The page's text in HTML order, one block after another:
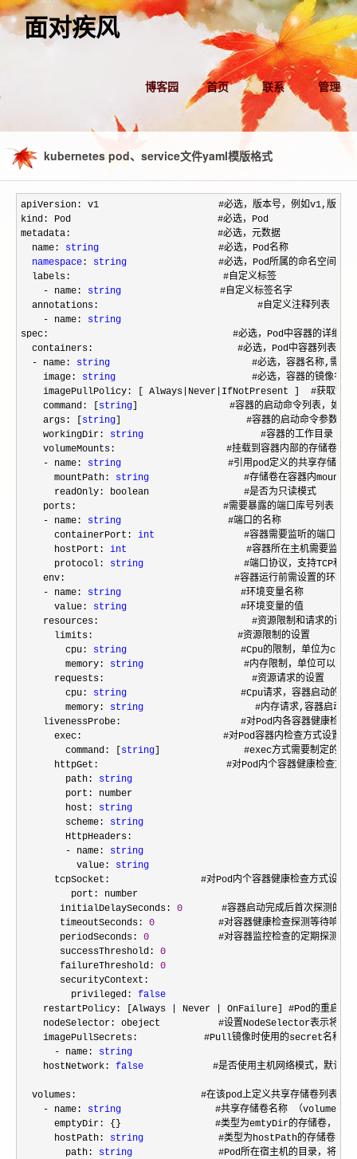
面对疾风
博客园 首页 联系 管理
kubernetes pod、service文件yaml模版格式
apiVersion: v1        　　          #必选，版本号，例如v1,版本号
kind: Pod       　　　　　　         #必选，Pod
metadata:       　　　　　　         #必选，元数据
  name:
string
        　　          #必选，Pod名称
namespace : string
　　        #必选，Pod所属的命名空间,默
  labels:       　　　　　　          #自定义标签
- name: string
      　          #自定义标签名字
  annotations:        　　                 #自定义注释列表
- name: string
spec:         　　　　　　　            #必选，Pod中容器的详细定
  containers:       　　　　            #必选，Pod中容器列表
- name: string
　　                #必选，容器名称,需符
    image:
string
     　　                #必选，容器的镜像名称
    imagePullPolicy: [ Always
|Never| IfNotPresent ]  #获取镜像的
    command: [
string ]     　　        #容器的启动命令列表，如不指
    args: [
string ]      　　             #容器的启动命令参数列表
    workingDir:
string
                     #容器的工作目录
    volumeMounts:     　　　　        #挂载到容器内部的存储卷配置
- name: string
　　　        #引用pod定义的共享存储卷
      mountPath:
string
#存储卷在容器内mount的
      readOnly: boolean                 #是否为只读模式
    ports:        　　　　　　        #需要暴露的端口库号列表
- name: string
      　　　        #端口的名称
      containerPort:
int
                #容器需要监听的端口号
      hostPort:
int
　　             #容器所在主机需要监听
      protocol:
string
#端口协议，支持TCP和
env:        　　　　　　            #容器运行前需设置的环境变
- name: string
      　　            #环境变量名称
      value:
string
     　　            #环境变量的值
    resources:        　　                #资源限制和请求的设置
      limits:       　　　　            #资源限制的设置
        cpu:
string
　　            #Cpu的限制，单位为
        memory:
string
#内存限制，单位可以为
      requests:       　　                #资源请求的设置
        cpu:
string
　　            #Cpu请求，容器启动的初
        memory:
string
#内存请求,容器启动的
livenessProbe:      　　            #对Pod内各容器健康检查的
exec:       　　　　　　        #对Pod容器内检查方式设置为
        command: [
string ]               #exec方式需要制定的命令
httpGet:        　　　　        #对Pod内个容器健康检查方
        path:
string
        port: number
        host:
string
        scheme:
string
        HttpHeaders:
- name: string
          value:
string
tcpSocket:      　　　　　　#对Pod内个容器健康检查方式设置
         port: number
       initialDelaySeconds:
0
#容器启动完成后首次探测的时
       timeoutSeconds:
0
　　    #对容器健康检查探测等待响应
       periodSeconds:
0
　　    #对容器监控检查的定期探测时
       successThreshold:
0
       failureThreshold:
0
       securityContext:
         privileged:
false
    restartPolicy: [Always
| Never |
OnFailure] #Pod的重启策略
nodeSelector: obeject   　　    #设置NodeSelector表示将该
imagePullSecrets:     　　　　#Pull镜像时使用的secret名称，
- name: string
    hostNetwork:
false
　　    #是否使用主机网络模式，默认
  volumes:        　　　　　　    #在该pod上定义共享存储卷列表
- name: string
　　 　　    #共享存储卷名称 （volumes类
emptyDir: {}      　　　　    #类型为emtyDir的存储卷，与
      hostPath:
string
　　    #类型为hostPath的存储卷，表
        path:
string
　　      #Pod所在宿主机的目录，将被